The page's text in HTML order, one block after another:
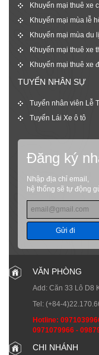
Khuyến mại thuê xe
Khuyến mại mùa lễ
Khuyến mại mùa du
Khuyến mại thuê xe
Khuyến mại thuê xe
TUYỂN NHÂN SỰ
Tuyển nhân viên Lễ
Tuyển Lái Xe ô tô
Đăng ký
Nhập địa chỉ email,
hệ thống sẽ tự động
Gửi đi
VĂN PHÒNG
Add: Căn 33 Lô D8
Tel: (+84-
Hotline:
0971079966 -
CHI NHÁNH